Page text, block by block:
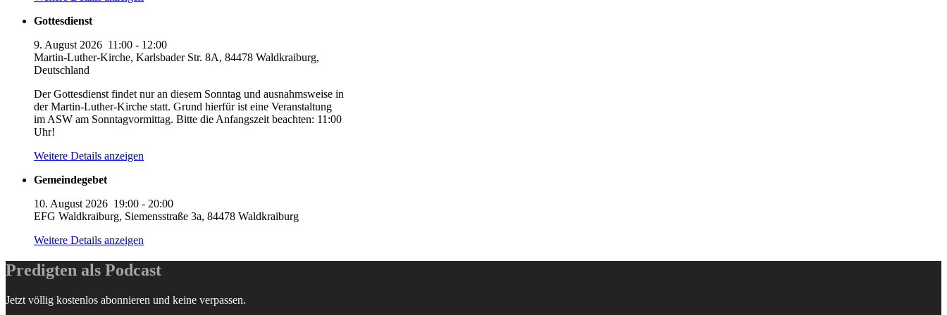
Gottesdienst
9. August 2026 11:00 - 12:00
Martin-Luther-Kirche, Karlsbader Str. 8A, 84478 Waldkraiburg,
Deutschland
Der Gottesdienst findet nur an diesem Sonntag und ausnahmsweise in
der Martin-Luther-Kirche statt. Grund hierfür ist eine Veranstaltung
im ASW am Sonntagvormittag. Bitte die Anfangszeit beachten: 11:00
Uhr!
Weitere Details anzeigen
Gemeindegebet
10. August 2026 19:00 - 20:00
EFG Waldkraiburg, Siemensstraße 3a, 84478 Waldkraiburg
Weitere Details anzeigen
Predigten als Podcast
Jetzt völlig kostenlos abonnieren und keine verpassen.